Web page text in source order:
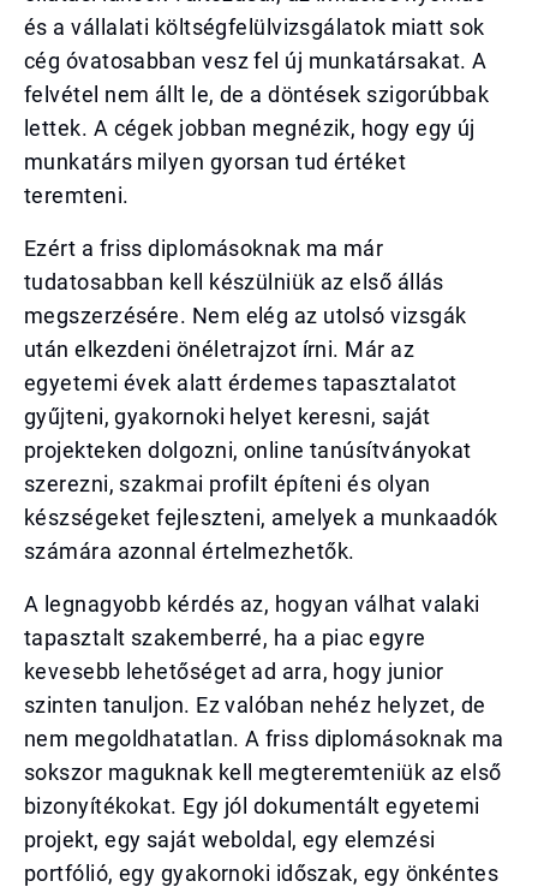
és a vállalati költségfelülvizsgálatok miatt sok
cég óvatosabban vesz fel új munkatársakat. A
felvétel nem állt le, de a döntések szigorúbbak
lettek. A cégek jobban megnézik, hogy egy új
munkatárs milyen gyorsan tud értéket
teremteni.
Ezért a friss diplomásoknak ma már
tudatosabban kell készülniük az első állás
megszerzésére. Nem elég az utolsó vizsgák
után elkezdeni önéletrajzot írni. Már az
egyetemi évek alatt érdemes tapasztalatot
gyűjteni, gyakornoki helyet keresni, saját
projekteken dolgozni, online tanúsítványokat
szerezni, szakmai profilt építeni és olyan
készségeket fejleszteni, amelyek a munkaadók
számára azonnal értelmezhetők.
A legnagyobb kérdés az, hogyan válhat valaki
tapasztalt szakemberré, ha a piac egyre
kevesebb lehetőséget ad arra, hogy junior
szinten tanuljon. Ez valóban nehéz helyzet, de
nem megoldhatatlan. A friss diplomásoknak ma
sokszor maguknak kell megteremteniük az első
bizonyítékokat. Egy jól dokumentált egyetemi
projekt, egy saját weboldal, egy elemzési
portfólió, egy gyakornoki időszak, egy önkéntes